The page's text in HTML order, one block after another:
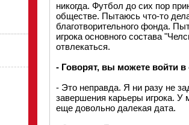
никогда. Футбол до сих пор
обществе. Пытаюсь что-то
благотворительного фонда.
игрока основного состава
отвлекаться.
- Говорят, вы можете войти
- Это неправда. Я ни разу не
завершения карьеры игрока. У
еще довольно далекая дата.